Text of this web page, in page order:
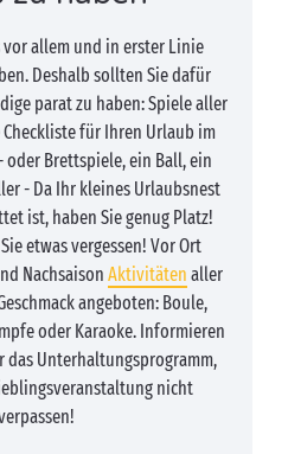
vor allem und in erster Linie
Deshalb sollten Sie dafür
parat zu haben: Spiele aller
für Ihren Urlaub im
Brettspiele, ein Ball, ein
- Da Ihr kleines Urlaubsnest
ist, haben Sie genug Platz!
etwas vergessen! Vor Ort
Nachsaison Aktivitäten aller
angeboten: Boule,
oder Karaoke. Informieren
das Unterhaltungsprogramm,
nicht